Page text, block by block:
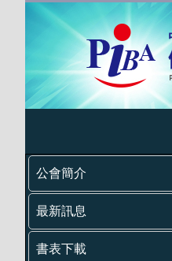
公會簡介
最新訊息
書表下載